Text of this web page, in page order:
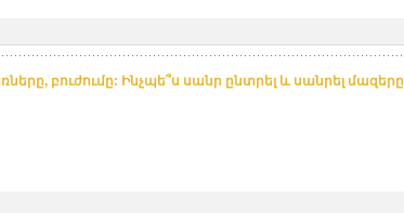
բուժումը: Ինչպե՞ս սանր ընտրել և սանրել մազերը